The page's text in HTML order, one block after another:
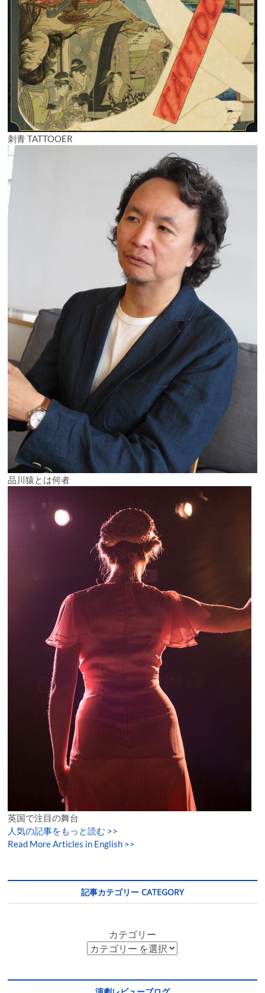
刺青 TATTOOER
品川猿とは何者
英国で注目の舞台
人気の記事をもっと読む >>
Read More Articles in English >>
記事カテゴリー CATEGORY
カテゴリー